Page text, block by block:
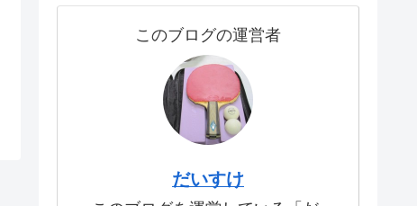
このブログの運営者
だいすけ